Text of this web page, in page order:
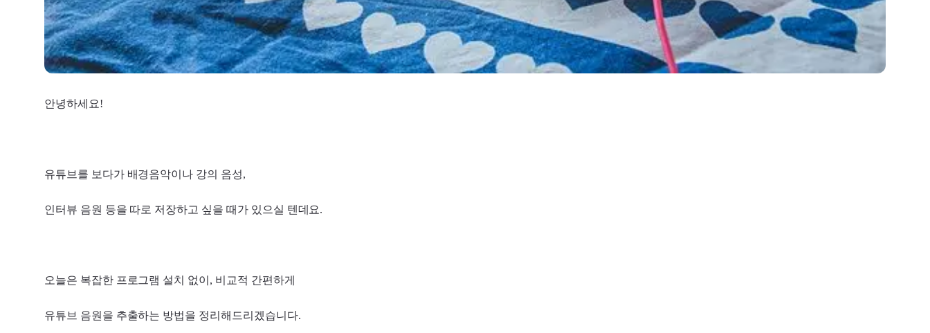
안녕하세요!
유튜브를 보다가 배경음악이나 강의 음성,
인터뷰 음원 등을 따로 저장하고 싶을 때가 있으실 텐데요.
오늘은 복잡한 프로그램 설치 없이, 비교적 간편하게
유튜브 음원을 추출하는 방법을 정리해드리겠습니다.